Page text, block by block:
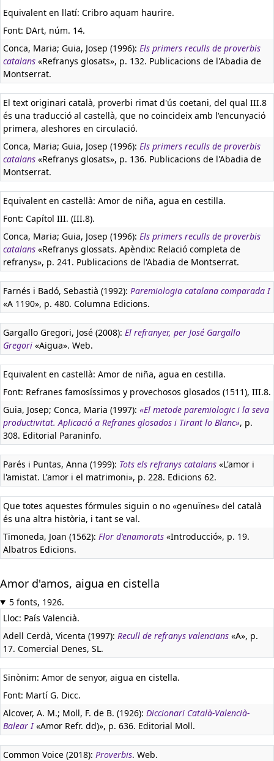
Equivalent en llatí: Cribro aquam haurire.
Font: DArt, núm. 14.
Conca, Maria; Guia, Josep (1996): Els primers reculls de proverbis
catalans «Refranys glosats», p. 132. Publicacions de l'Abadia de
Montserrat.
El text originari català, proverbi rimat d'ús coetani, del qual III.8
és una traducció al castellà, que no coincideix amb l'encunyació
primera, aleshores en circulació.
Conca, Maria; Guia, Josep (1996): Els primers reculls de proverbis
catalans «Refranys glosats», p. 136. Publicacions de l'Abadia de
Montserrat.
Equivalent en castellà: Amor de niña, agua en cestilla.
Font: Capítol III. (III.8).
Conca, Maria; Guia, Josep (1996): Els primers reculls de proverbis
catalans «Refranys glossats. Apèndix: Relació completa de
refranys», p. 241. Publicacions de l'Abadia de Montserrat.
Farnés i Badó, Sebastià (1992): Paremiologia catalana comparada I
«A 1190», p. 480. Columna Edicions.
Gargallo Gregori, José (2008): El refranyer, per José Gargallo
Gregori «Aigua». Web.
Equivalent en castellà: Amor de niña, agua en cestilla.
Font: Refranes famosíssimos y provechosos glosados (1511), III.8.
Guia, Josep; Conca, Maria (1997): «El metode paremiologic i la seva
productivitat. Aplicació a Refranes glosados i Tirant lo Blanc», p.
308. Editorial Paraninfo.
Parés i Puntas, Anna (1999): Tots els refranys catalans «L'amor i
l'amistat. L'amor i el matrimoni», p. 228. Edicions 62.
Que totes aquestes fórmules siguin o no «genuïnes» del català
és una altra història, i tant se val.
Timoneda, Joan (1562): Flor d'enamorats «Introducció», p. 19.
Albatros Edicions.
Amor d'amos, aigua en cistella
5 fonts, 1926.
Lloc: País Valencià.
Adell Cerdà, Vicenta (1997): Recull de refranys valencians «A», p.
17. Comercial Denes, SL.
Sinònim: Amor de senyor, aigua en cistella.
Font: Martí G. Dicc.
Alcover, A. M.; Moll, F. de B. (1926): Diccionari Català-Valencià-
Balear I«Amor Refr. dd)», p. 636. Editorial Moll.
Common Voice (2018): Proverbis. Web.